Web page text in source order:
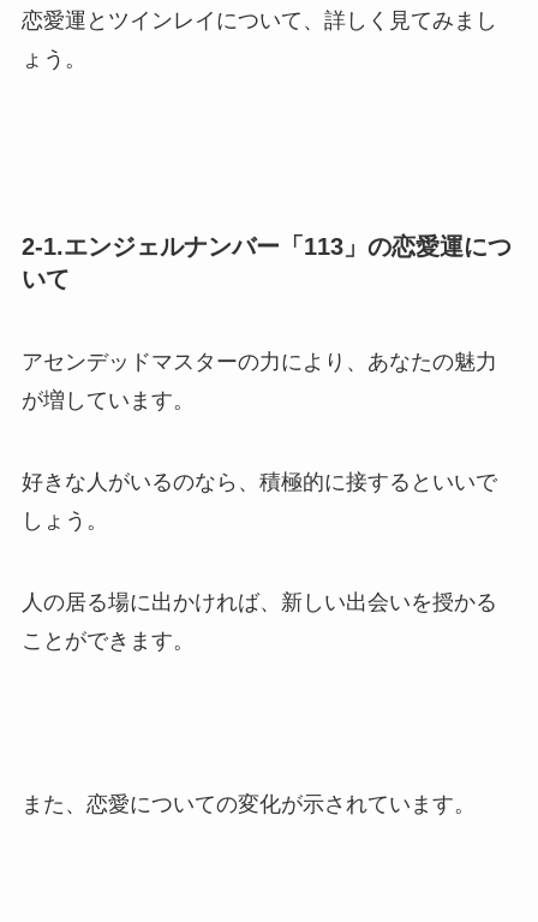
恋愛運とツインレイについて、詳しく見てみまし
ょう。
2-1.エンジェルナンバー「113」の恋愛運につ
いて
アセンデッドマスターの力により、あなたの魅力
が増しています。
好きな人がいるのなら、積極的に接するといいで
しょう。
人の居る場に出かければ、新しい出会いを授かる
ことができます。
また、恋愛についての変化が示されています。